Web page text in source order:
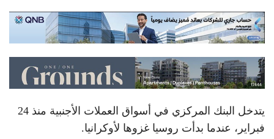
يتدخل البنك المركزي في أسواق العملات الأجنبية منذ 24
فبراير، عندما بدأت روسيا غزوها لأوكرانيا.